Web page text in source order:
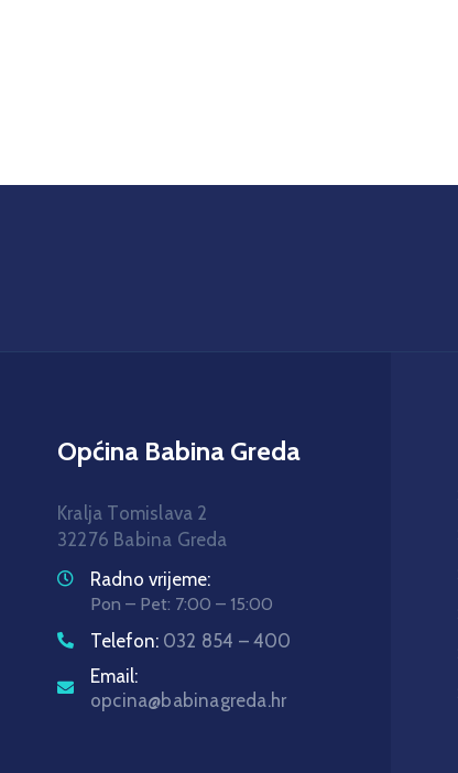
Općina Babina Greda
Kralja Tomislava 2
32276 Babina Greda
Radno vrijeme:
Pon – Pet: 7:00 – 15:00
Telefon: 032 854 – 400
Email:
opcina@babinagreda.hr